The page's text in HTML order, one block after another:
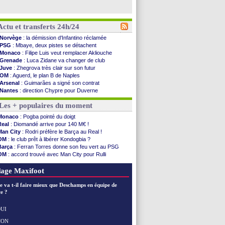
et transferts 24h/24
Norvège : la démission d'Infantino réclamée
PSG : Mbaye, deux pistes se détachent
Monaco : Filipe Luis veut remplacer Akliouche
Grenade : Luca Zidane va changer de club
Juve : Zhegrova très clair sur son futur
OM : Aguerd, le plan B de Naples
Arsenal : Guimarães a signé son contrat
Nantes : direction Chypre pour Duverne
Monaco: le remplaçant d'Akliouche en ...
Man Utd: Bayindir signe au Celta (officiel)
City: Enzo Fernandez pour l'après-Rodri ?
: l'option Monaco pour Lukaku !
OM : Lucas Perri a été approché
PSG: le coach de l'Ajax insiste pour Godts
PSG: une 2e offre en préparation pour Godts
Francfort: Dina Ebimbe signe à Schalke (off.)
Strasbourg: Saïdou Sow prêté à Nantes (off.)
Dortmund: Newcastle est prévenu pour Nmecha
Argentine: le soutien très appuyé à Infantino
Tottenham
+ populaires du moment
: Pogba pointé du doigt
: Diomandé arrive pour 140 M€ !
City : Rodri préfère le Barça au Real !
: le club prêt à libérer Kondogbia ?
: Ferran Torres donne son feu vert au PSG
: accord trouvé avec Man City pour Rulli
: Luis Enrique satisfait malgré tout
Maxifoot
va t-il faire mieux que Deschamps en équipe de
?